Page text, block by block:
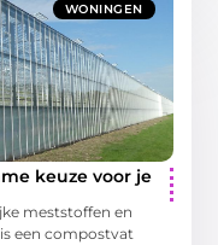
WONINGEN
keuze voor je
meststoffen en
een compostvat